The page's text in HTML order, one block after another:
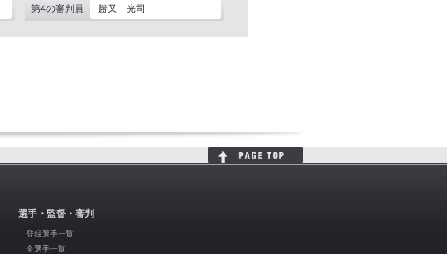
第4の審判員 勝又 光司
選手・監督・審判
登録選手一覧
全選手一覧